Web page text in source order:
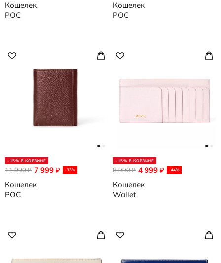
Кошелек
POC
Кошелек
POC
-15% В КОРЗИНЕ
7 999 ₽ -33%
11 990₽
Кошелек
POC
-15% В КОРЗИНЕ
4 999 ₽ -44%
8 990₽
Кошелек
Wallet